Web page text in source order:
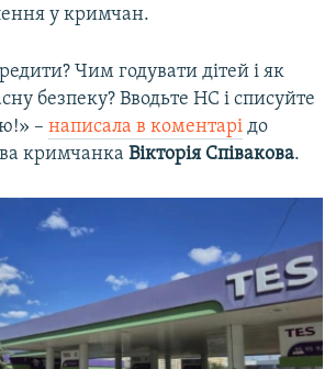
у кримчан.
Чим годувати дітей і як
безпеку? Вводьте НС і списуйте
– написала в коментарі до
кримчанка Вікторія Співакова.